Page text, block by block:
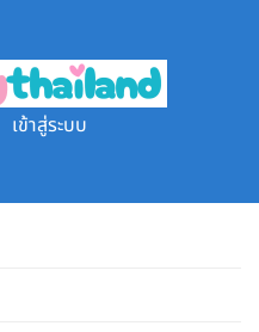
เข้าสู่ระบบ